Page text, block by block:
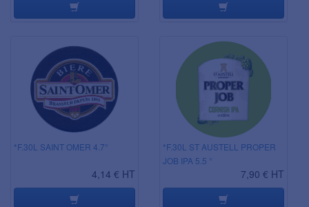
*F.30L SAINT OMER 4.7°
4,14 € HT
*F.30L ST AUSTELL PROPER
JOB IPA 5.5 °
7,90 € HT